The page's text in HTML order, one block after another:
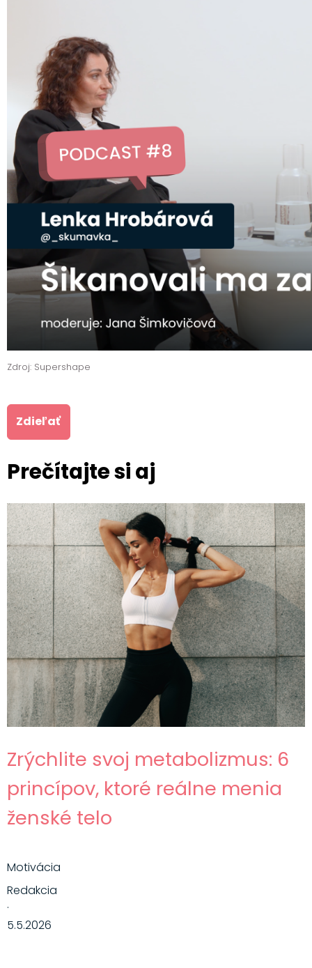
Zdroj: Supershape
Zdieľať
Prečítajte si aj
Zrýchlite svoj metabolizmus: 6
princípov, ktoré reálne menia
ženské telo
Motivácia
Redakcia
·
5.5.2026